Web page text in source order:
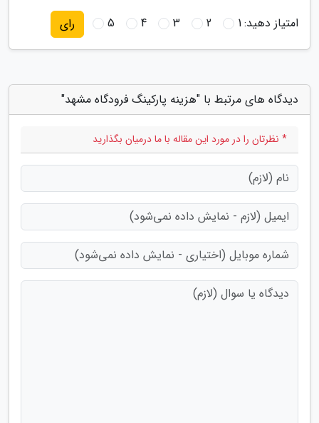
امتیاز دهید:1
2
3
4
5 رای
دیدگاه های مرتبط با "هزینه پارکینگ فرودگاه مشهد"
* نظرتان را در مورد این مقاله با ما درمیان بگذارید